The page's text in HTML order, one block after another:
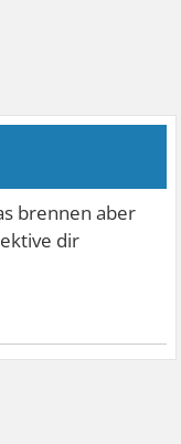
brennen aber
dir